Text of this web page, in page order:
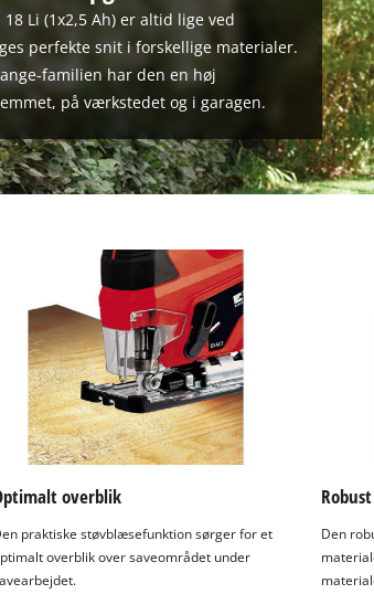
to the list of technologies
Powered by
Usercentrics
Management
18 Li (1x2,5 Ah) er altid lige ved
perfekte snit i forskellige materialer.
familien har den en høj
på værkstedet og i garagen.
overblik
praktiske støvblæsefunktion sørger for et
overblik over saveområdet under
Den